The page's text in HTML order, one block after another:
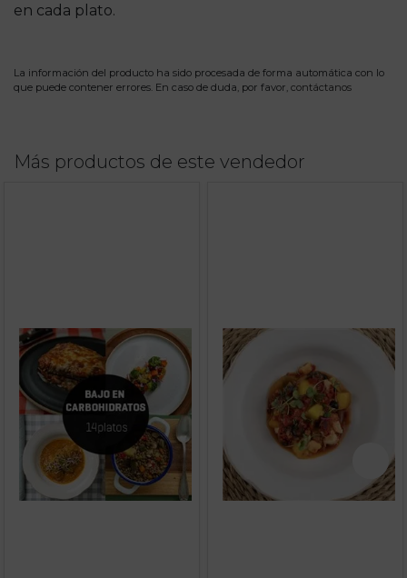
en cada plato.
La información del producto ha sido procesada de forma automática con lo
que puede contener errores. En caso de duda, por favor, contáctanos
Más productos de este vendedor